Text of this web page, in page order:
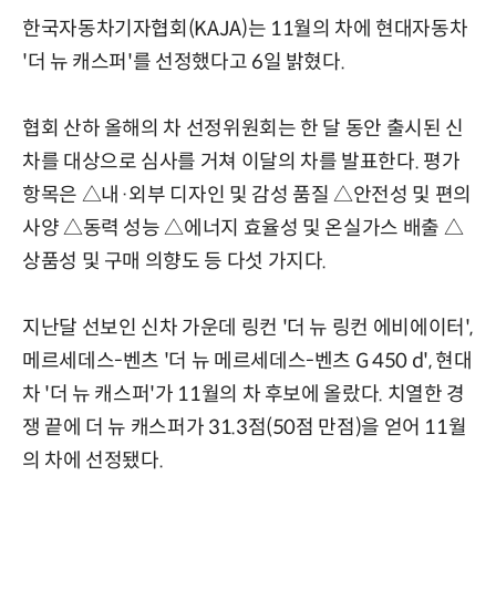
한국자동차기자협회(KAJA)는 11월의 차에 현대자동차
'더 뉴 캐스퍼'를 선정했다고 6일 밝혔다.
협회 산하 올해의 차 선정위원회는 한 달 동안 출시된 신
차를 대상으로 심사를 거쳐 이달의 차를 발표한다. 평가
항목은 △내·외부 디자인 및 감성 품질 △안전성 및 편의
사양 △동력 성능 △에너지 효율성 및 온실가스 배출 △
상품성 및 구매 의향도 등 다섯 가지다.
지난달 선보인 신차 가운데 링컨 '더 뉴 링컨 에비에이터',
메르세데스-벤츠 '더 뉴 메르세데스-벤츠 G 450 d', 현대
차 '더 뉴 캐스퍼'가 11월의 차 후보에 올랐다. 치열한 경
쟁 끝에 더 뉴 캐스퍼가 31.3점(50점 만점)을 얻어 11월
의 차에 선정됐다.